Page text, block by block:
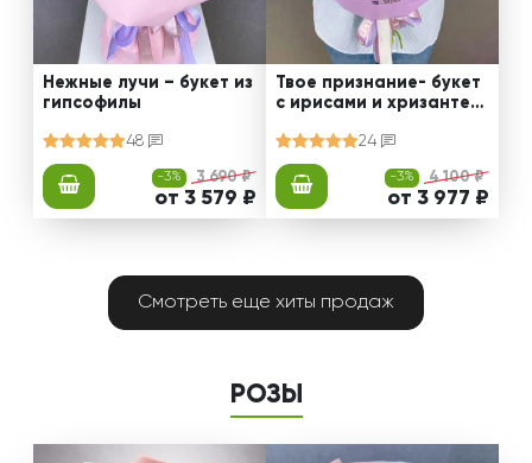
Нежные лучи – букет из
гипсофилы
48
-3% 3 690 ₽
от 3 579 ₽
Твое признание- букет
с ирисами и хризантем
24
-3% 4 100 ₽
от 3 977 ₽
Смотреть еще хиты продаж
РОЗЫ